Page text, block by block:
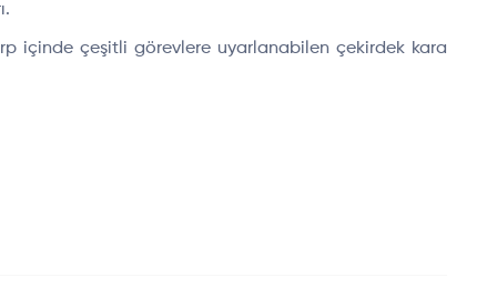
içinde çeşitli görevlere uyarlanabilen çekirdek kara